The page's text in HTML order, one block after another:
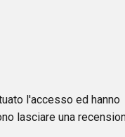
l'accesso ed hanno
lasciare una